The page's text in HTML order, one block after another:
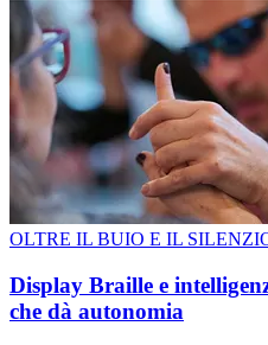
OLTRE IL BUIO E IL
Display Braille e
che dà autonomia